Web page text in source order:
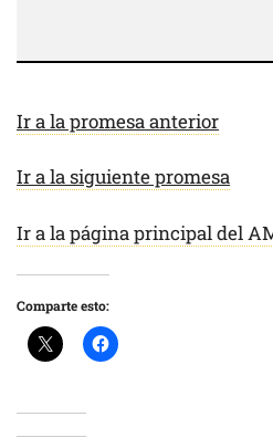
Ir a la promesa anterior
Ir a la siguiente promesa
Ir a la página principal del
Comparte esto: